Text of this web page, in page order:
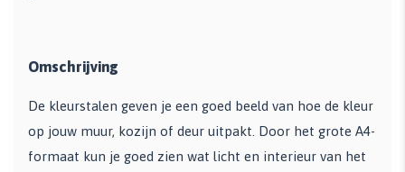
Omschrijving
De kleurstalen geven je een goed beeld van hoe de kleur
op jouw muur, kozijn of deur uitpakt. Door het grote A4-
formaat kun je goed zien wat licht en interieur van het